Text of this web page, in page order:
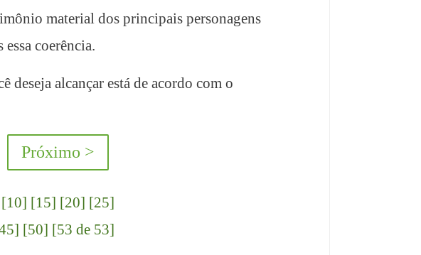
material dos principais personagens
coerência.
alcançar está de acordo com o
Próximo >
[10] [15] [20] [25]
[50] [53 de 53]